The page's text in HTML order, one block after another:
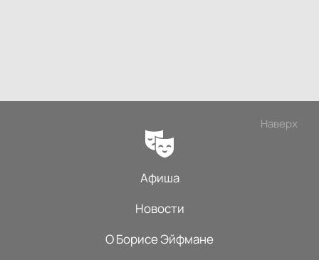
Наверх
Афиша
Новости
О Борисе Эйфмане